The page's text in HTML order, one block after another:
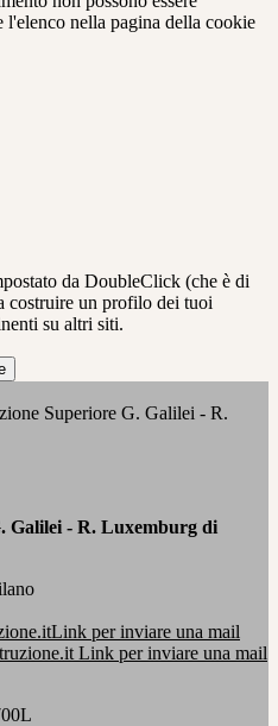
nella pagina della cookie
da DoubleClick (che è di
costruire un profilo dei tuoi
su altri siti.
Superiore G. Galilei - R.
Galilei - R. Luxemburg di
Link per inviare una mail
Link per inviare una mail